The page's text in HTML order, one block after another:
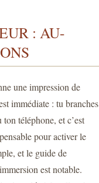
: AU-
une impression de
immédiate : tu branches
téléphone, et c’est
pour activer le
et le guide de
est notable.